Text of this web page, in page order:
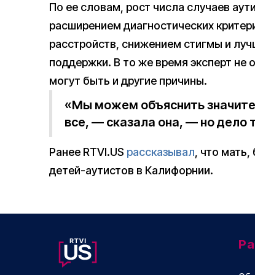
По ее словам, рост числа случаев
расширением диагностических
расстройств, снижением стигмы и
поддержки. В то же время эксперт не
могут быть и другие причины.
«Мы можем объяснить
все, — сказала она, — но дело
Ранее RTVI.US рассказывал, что
детей-аутистов в Калифорнии.